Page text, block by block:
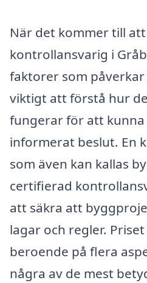
När det kommer till
kontrollansvarig i
faktorer som
viktigt att förstå hur
fungerar för att
informerat beslut. En
som även kan kallas
certifierad
att säkra att
lagar och regler.
beroende på flera
några av de mest